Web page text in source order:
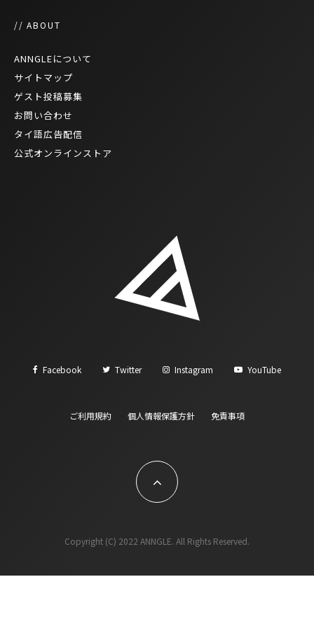
// ABOUT
ANNGLEについて
サイトマップ
ゲスト投稿募集
お問い合わせ
タイ語広告配信
公式オンラインストア
Facebook Twitter Instagram YouTube
ご利用規約 個人情報保護方針 免責事項
Copyright (C) 2022 ANNGLE. All Rights Reserved.